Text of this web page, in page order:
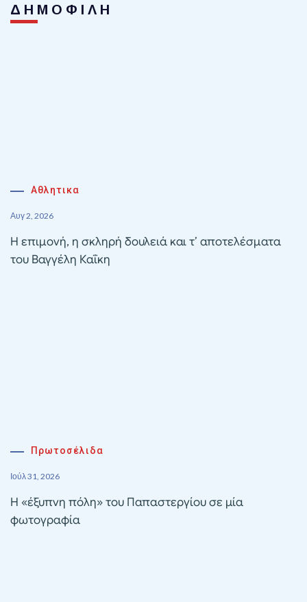
ΔΗΜΟΦΙΛΗ
Αθλητικα
Αυγ 2, 2026
Η επιμονή, η σκληρή δουλειά και τ’ αποτελέσματα
του Βαγγέλη Καΐκη
Πρωτοσέλιδα
Ιούλ 31, 2026
Η «έξυπνη πόλη» του Παπαστεργίου σε μία
φωτογραφία